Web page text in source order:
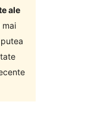
ale
mai